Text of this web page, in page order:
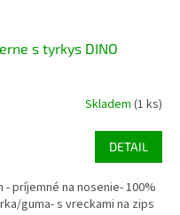
s tyrkys DINO
Skladem (1 ks)
DETAIL
príjemné na nosenie- 100%
guma- s vreckami na zips